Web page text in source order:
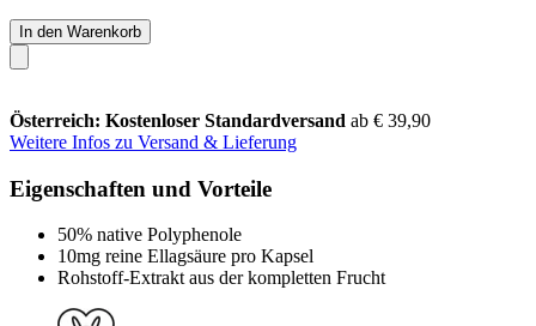
In den Warenkorb
Österreich: Kostenloser Standardversand ab € 39,90
Weitere Infos zu Versand & Lieferung
Eigenschaften und Vorteile
50% native Polyphenole
10mg reine Ellagsäure pro Kapsel
Rohstoff-Extrakt aus der kompletten Frucht